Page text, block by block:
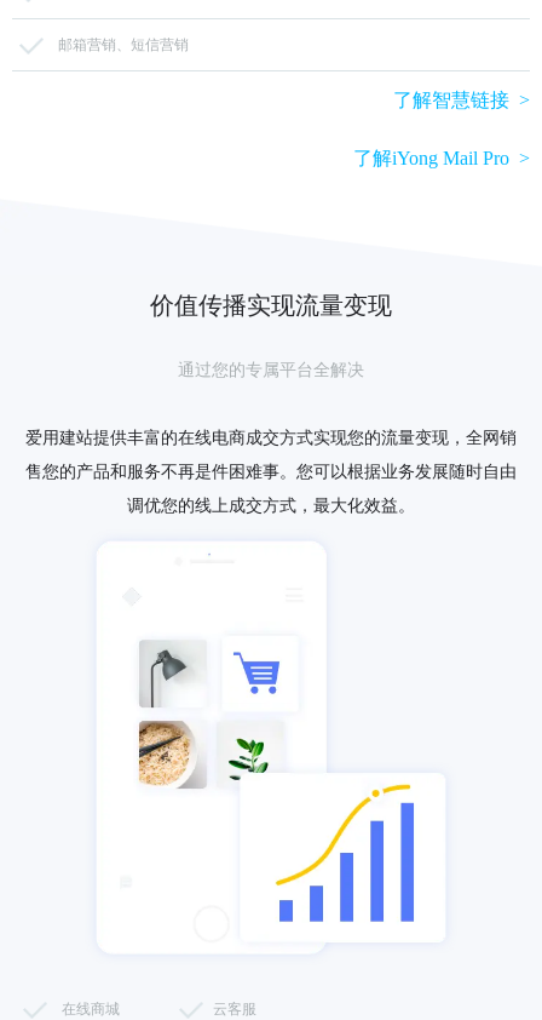
邮箱营销、短信营销
了解智慧链接 >
了解iYong Mail Pro >
价值传播实现流量变现
通过您的专属平台全解决
爱用建站提供丰富的在线电商成交方式实现您的流量变现，全网销
售您的产品和服务不再是件困难事。您可以根据业务发展随时自由
调优您的线上成交方式，最大化效益。
在线商城 云客服